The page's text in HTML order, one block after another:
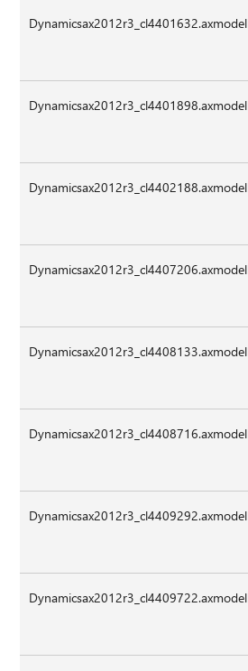
Dynamicsax2012r3_cl4401632.axmodel
Dynamicsax2012r3_cl4401898.axmodel
Dynamicsax2012r3_cl4402188.axmodel
Dynamicsax2012r3_cl4407206.axmodel
Dynamicsax2012r3_cl4408133.axmodel
Dynamicsax2012r3_cl4408716.axmodel
Dynamicsax2012r3_cl4409292.axmodel
Dynamicsax2012r3_cl4409722.axmodel